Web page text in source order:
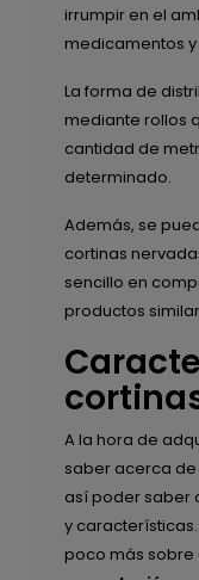
irrumpir en el
medicamentos
La forma de
mediante rollos
cantidad de
determinado.
Además, se
cortinas
sencillo en
productos
A la hora de
saber acerca
así poder saber
y
poco más sobre